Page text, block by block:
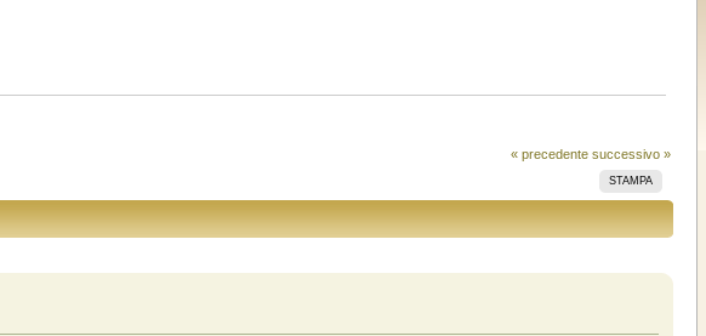
« precedente successivo »
STAMPA